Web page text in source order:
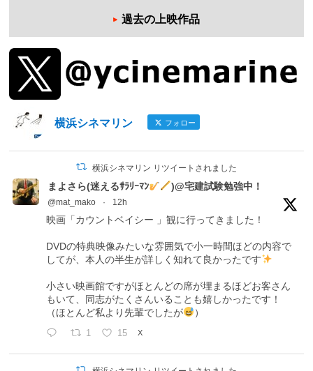
過去の上映作品
横浜シネマリン フォロー
横浜シネマリン リツイートされました
まよさら(迷えるｻﾗﾘｰﾏﾝ )@宅建試験勉強中！
@mat_mako · 12h
映画「カウントベイシー 」観に行ってきました！
DVDの特典映像みたいな雰囲気で小一時間ほどの内容で
してが、本人の半生が詳しく知れて良かったです
小さい映画館ですがほとんどの席が埋まるほどお客さん
もいて、同志がたくさんいることも嬉しかったです！
（ほとんど私より先輩でしたが
）
1 15 X